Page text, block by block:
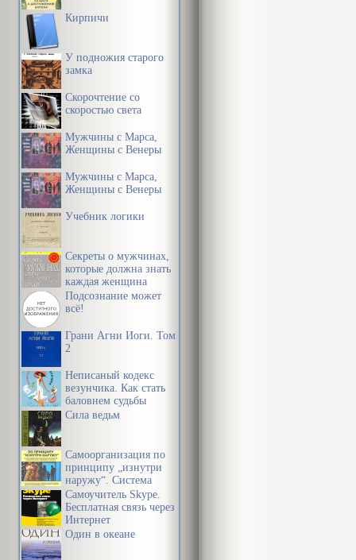
Кирпичи
У подножия старого
замка
Скорочтение со
скоростью света
Мужчины с Марса,
Женщины с Венеры
Мужчины с Марса,
Женщины с Венеры
Учебник логики
Секреты о мужчинах,
которые должна знать
каждая женщина
Подсознание может
всё!
Грани Агни Йоги. Том
2
Неписаный кодекс
везунчика. Как стать
баловнем судьбы
Сила ведьм
Самоорганизация по
принципу „изнутри
наружу“. Система
эффективной
организации
пространства,
предметной среды,
информации и
Самоучитель Skype.
Бесплатная связь через
Интернет
Один в океане